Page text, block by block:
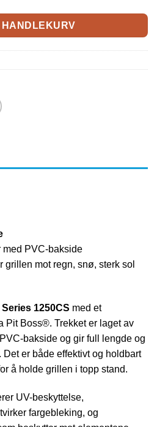
HANDLEKURV
med PVC-bakside
mot regn, snø, sterk sol
1250CS med et
Pit Boss®. Trekket er laget av
bakside og gir full lengde og
er både effektivt og holdbart
å holde grillen i topp stand.
UV-beskyttelse,
fargebleking, og